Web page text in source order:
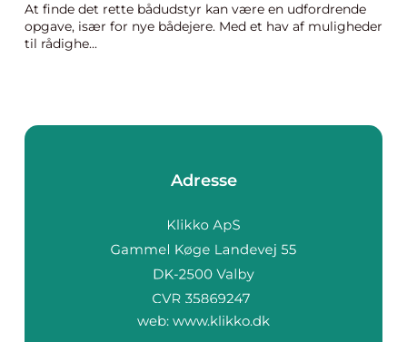
At finde det rette bådudstyr kan være en udfordrende
opgave, især for nye bådejere. Med et hav af muligheder
til rådighe...
Adresse
web: www.klikko.dk